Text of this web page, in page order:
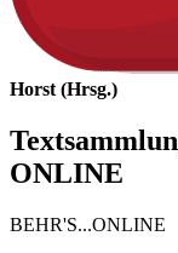
Horst (Hrsg.)
ONLINE
BEHR'S...ONLINE